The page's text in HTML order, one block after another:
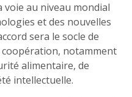
voie au niveau mondial
et des nouvelles
sera le socle de
coopération, notamment
alimentaire, de
intellectuelle.